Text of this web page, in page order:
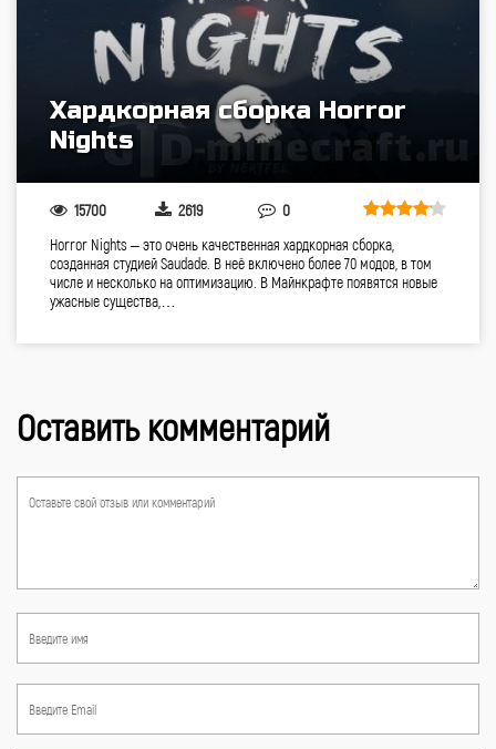
Хардкорная сборка Horror
Nights
15700 2619 0
Horror Nights – это очень качественная хардкорная сборка,
созданная студией Saudade. В неё включено более 70 модов, в том
числе и несколько на оптимизацию. В Майнкрафте появятся новые
ужасные существа,…
Оставить комментарий